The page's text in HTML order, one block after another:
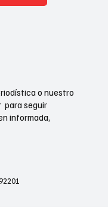
o nuestro
para seguir
informada,